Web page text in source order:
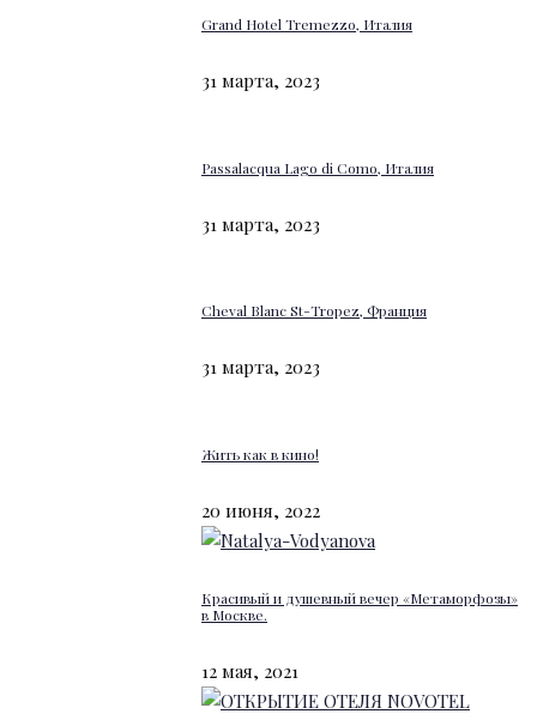
Grand Hotel Tremezzo, Италия
31 марта, 2023
Passalacqua Lago di Como, Италия
31 марта, 2023
Cheval Blanc St-Tropez, Франция
31 марта, 2023
Жить как в кино!
20 июня, 2022
Красивый и душевный вечер «Метаморфозы»
в Москве.
12 мая, 2021